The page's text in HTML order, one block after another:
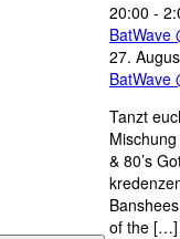
20:00 -
BatWave
27.
BatWave
Tanzt
& 80’s
of the […]